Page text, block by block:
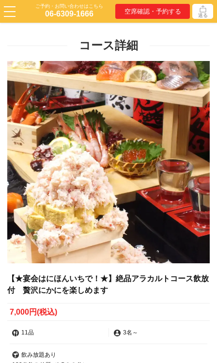
ご予約・お問い合わせはこちら
06-6309-1666 空席確認・予約する 送る
コース詳細
【★宴会はにほんいちで！★】絶品アラカルトコース飲放
付 贅沢にかにを楽しめます
7,000円(税込)
11品 3名 ～
飲み放題あり